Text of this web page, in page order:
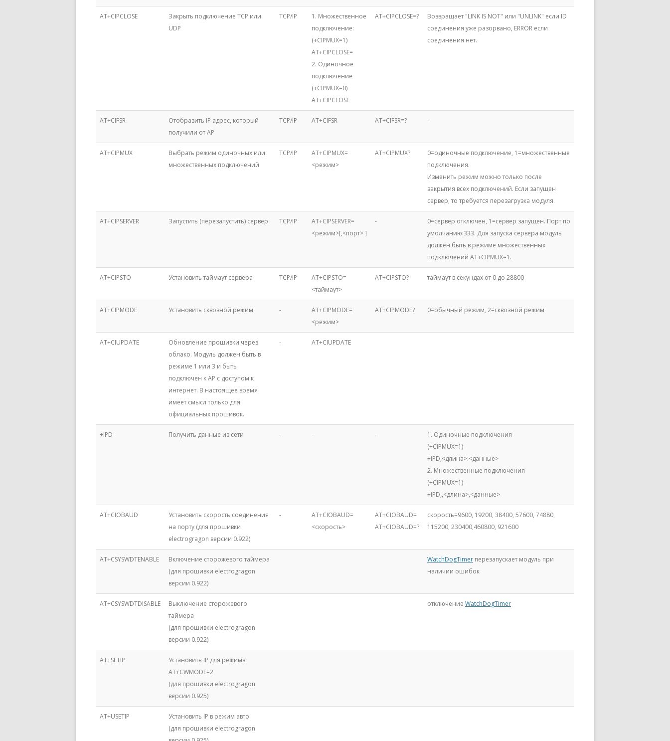
AT+CIPCLOSE
Закрыть подключение TCP или
UDP
TCP/IP
1. Множественное
подключение:
(+CIPMUX=1)
AT+CIPCLOSE=
2. Одиночное
подключение
(+CIPMUX=0)
AT+CIPCLOSE
AT+CIPCLOSE=?
Возвращает "LINK IS NOT" или "UNLINK" если ID
соединения уже разорвано, ERROR если
соединения нет.
AT+CIFSR
Отобразить IP адрес, который
получили от AP
TCP/IP AT+CIFSR AT+CIFSR=? -
AT+CIPMUX
Выбрать режим одиночных или
множественных подключений
TCP/IP
AT+CIPMUX=
<режим>
AT+CIPMUX?
0=одиночные подключение, 1=множественные
подключения.
Изменить режим можно только после
закрытия всех подключений. Если запущен
сервер, то требуется перезагрузка модуля.
AT+CIPSERVER Запустить (перезапустить) сервер TCP/IP
AT+CIPSERVER=
<режим>[,<порт> ]
-
0=сервер отключен, 1=сервер запущен. Порт по
умолчанию:333. Для запуска сервера модуль
должен быть в режиме множественных
подключений AT+CIPMUX=1.
AT+CIPSTO Установить таймаут сервера TCP/IP
AT+CIPSTO=
<таймаут>
AT+CIPSTO? таймаут в секундах от 0 до 28800
AT+CIPMODE Установить сквозной режим -
AT+CIPMODE=
<режим>
AT+CIPMODE? 0=обычный режим, 2=сквозной режим
AT+CIUPDATE
Обновление прошивки через
облако. Модуль должен быть в
режиме 1 или 3 и быть
подключен к AP с доступом к
интернет. В настоящее время
имеет смысл только для
официальных прошивок.
- AT+CIUPDATE
+IPD Получить данные из сети - - -
1. Одиночные подключения
(+CIPMUX=1)
+IPD,<длина>:<данные>
2. Множественные подключения
(+CIPMUX=1)
+IPD,,<длина>,<данные>
AT+CIOBAUD
Установить скорость соединения
на порту (для прошивки
electrogragon версии 0.922)
-
AT+CIOBAUD=
<скорость>
AT+CIOBAUD=
AT+CIOBAUD=?
скорость=9600, 19200, 38400, 57600, 74880,
115200, 230400,460800, 921600
AT+CSYSWDTENABLE
Включение сторожевого таймера
(для прошивки electrogragon
версии 0.922)
WatchDogTimer перезапускает модуль при
наличии ошибок
AT+CSYSWDTDISABLE
Выключение сторожевого
таймера
(для прошивки electrogragon
версии 0.922)
отключение WatchDogTimer
AT+SETIP
Установить IP для режима
AT+CWMODE=2
(для прошивки electrogragon
версии 0.925)
AT+USETIP
Установить IP в режим авто
(для прошивки electrogragon